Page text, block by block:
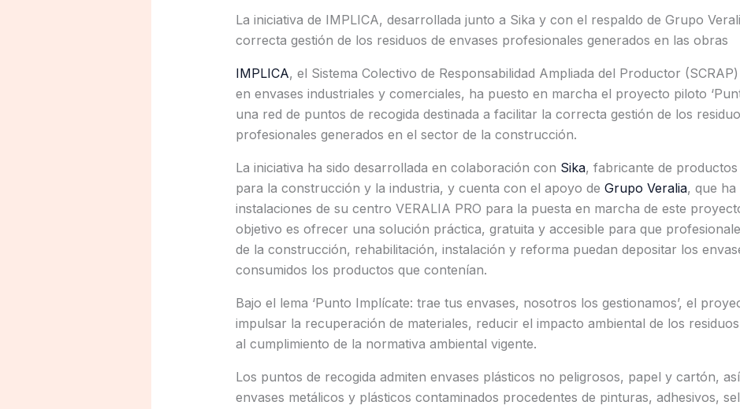
La iniciativa de IMPLICA, desarrollada junto a Sika y con el respaldo de Grupo
correcta gestión de los residuos de envases profesionales generados en las obras
IMPLICA, el Sistema Colectivo de Responsabilidad Ampliada del Productor
en envases industriales y comerciales, ha puesto en marcha el proyecto piloto
una red de puntos de recogida destinada a facilitar la correcta gestión de los
profesionales generados en el sector de la construcción.
La iniciativa ha sido desarrollada en colaboración con Sika, fabricante de productos
para la construcción y la industria, y cuenta con el apoyo de Grupo Veralia, que ha
instalaciones de su centro VERALIA PRO para la puesta en marcha de este
objetivo es ofrecer una solución práctica, gratuita y accesible para que
de la construcción, rehabilitación, instalación y reforma puedan depositar los
consumidos los productos que contenían.
Bajo el lema ‘Punto Implícate: trae tus envases, nosotros los gestionamos’, el
impulsar la recuperación de materiales, reducir el impacto ambiental de los
al cumplimiento de la normativa ambiental vigente.
Los puntos de recogida admiten envases plásticos no peligrosos, papel y cartón,
envases metálicos y plásticos contaminados procedentes de pinturas, adhesivos,